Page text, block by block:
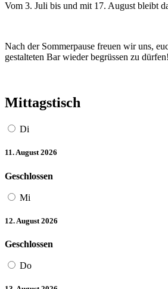
Vom 3. Juli bis und mit 17. August bleibt
Nach der Sommerpause freuen wir uns,
gestalteten Bar wieder begrüssen zu dürfen!
Mittagstisch
Di
11. August 2026
Geschlossen
Mi
12. August 2026
Geschlossen
Do